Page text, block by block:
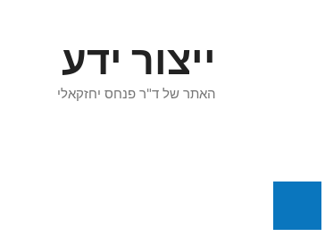
ייצור ידע
האתר של ד"ר פנחס יחזקאלי